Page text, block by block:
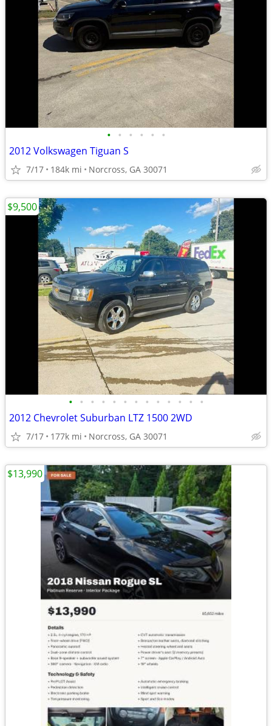
• • • • • •
2012 Volkswagen Tiguan S
7/17 184k mi Norcross, GA 30071
• • • • • • • • • • • • •
2012 Chevrolet Suburban LTZ 1500 2WD
7/17 177k mi Norcross, GA 30071
$9,500
$13,990